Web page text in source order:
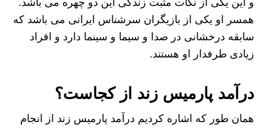
همسر او یکی از بازیگران سرشناس ایرانی می باشد که
سابقه درخشانی در صدا و سیما و سینما دارد و افراد
زیادی طرفدار او هستند.
درآمد پارمیس زند از کجاست؟
همان طور که اشاره کردیم درآمد پارمیس زند از انجام